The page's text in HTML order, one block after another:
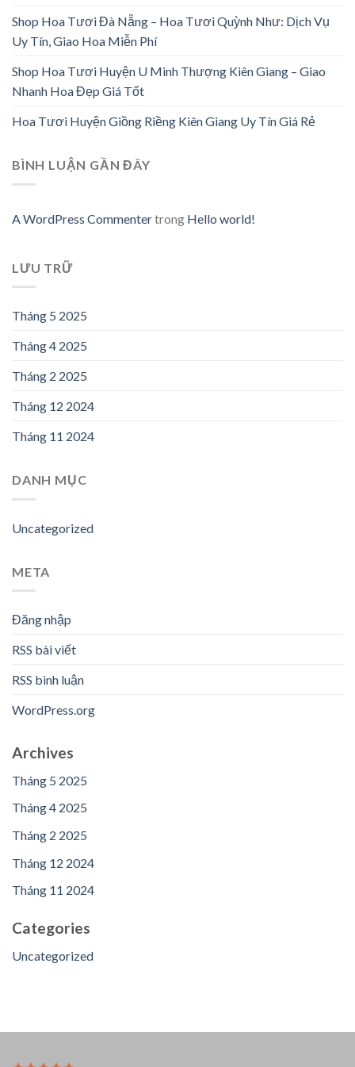
Shop Hoa Tươi Đà Nẵng – Hoa Tươi Quỳnh Như: Dịch Vụ
Uy Tín, Giao Hoa Miễn Phí
Shop Hoa Tươi Huyện U Minh Thượng Kiên Giang – Giao
Nhanh Hoa Đẹp Giá Tốt
Hoa Tươi Huyện Giồng Riềng Kiên Giang Uy Tín Giá Rẻ
BÌNH LUẬN GẦN ĐÂY
A WordPress Commentertrong Hello world!
LƯU TRỮ
Tháng 5 2025
Tháng 4 2025
Tháng 2 2025
Tháng 12 2024
Tháng 11 2024
DANH MỤC
Uncategorized
META
Đăng nhập
RSS bài viết
RSS bình luận
WordPress.org
Archives
Tháng 5 2025
Tháng 4 2025
Tháng 2 2025
Tháng 12 2024
Tháng 11 2024
Categories
Uncategorized